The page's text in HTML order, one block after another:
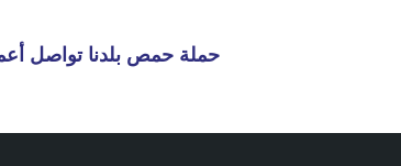
حملة حمص بلدنا تواصل